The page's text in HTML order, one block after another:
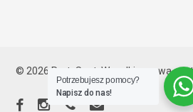
ZOBACZ KOSZYK
© 2026 PartySpot. Wszelkie prawa
facebookinstagramphoneemail
Potrzebujesz pomocy?
Napisz do nas!